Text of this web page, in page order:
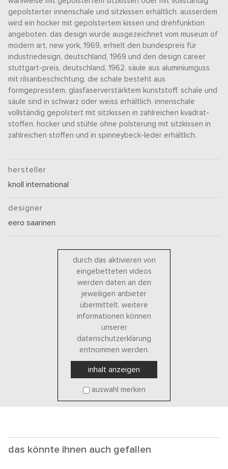
gepolsterter innenschale und sitzkissen erhältlich. ausserdem
wird ein hocker mit gepolstertem kissen und drehfunktion
angeboten. das design wurde ausgezeichnet vom museum of
modern art, new york, 1969, erhielt den bundespreis für
industriedesign, deutschland, 1969 und den design career
stuttgart-preis, deutschland, 1962. säule aus aluminiumguss
mit rilsanbeschichtung. die schale besteht aus
formgepresstem, glasfaserverstärktem kunststoff. schale und
säule sind in schwarz oder weiss erhältlich. innenschale
vollständig gepolstert mit sitzkissen in zahlreichen kvadrat-
stoffen. hocker und stühle ohne polsterung mit sitzkissen in
zahlreichen stoffen und in spinneybeck-leder erhältlich.
hersteller
knoll international
designer
eero saarinen
durch das aktivieren von
eingebetteten videos
werden daten an den
jeweiligen anbieter
übermittelt. weitere
informationen können
unserer
datenschutzerklärung
entnommen werden.
inhalt anzeigen
auswahl merken
das könnte ihnen auch gefallen